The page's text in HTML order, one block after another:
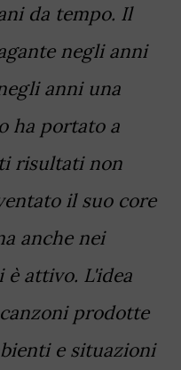
da tempo. Il
negli anni
anni una
ha portato a
risultati non
il suo core
anche nei
attivo. L'idea
prodotte
e situazioni